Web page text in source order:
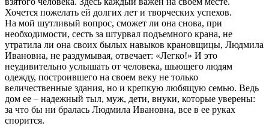
Хочется пожелать ей долгих лет и творческих успехов.
На мой шутливый вопрос, сможет ли она снова, при
необходимости, сесть за штурвал подъемного крана, не
утратила ли она своих былых навыков крановщицы, Людмила
Ивановна, не раздумывая, отвечает: «Легко!» И это
неудивительно услышать от человека, шьющего людям
одежду, построившего на своем веку не только
величественные здания, но и крепкую любящую семью. Ведь
дом ее – надежный тыл, муж, дети, внуки, которые уверены:
за что бы ни бралась Людмила Ивановна, все в ее руках
спорится.